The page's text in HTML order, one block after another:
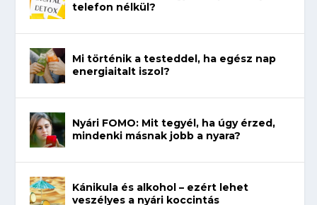
telefon nélkül?
Mi történik a testeddel, ha egész nap
energiaitalt iszol?
Nyári FOMO: Mit tegyél, ha úgy érzed,
mindenki másnak jobb a nyara?
Kánikula és alkohol – ezért lehet
veszélyes a nyári koccintás